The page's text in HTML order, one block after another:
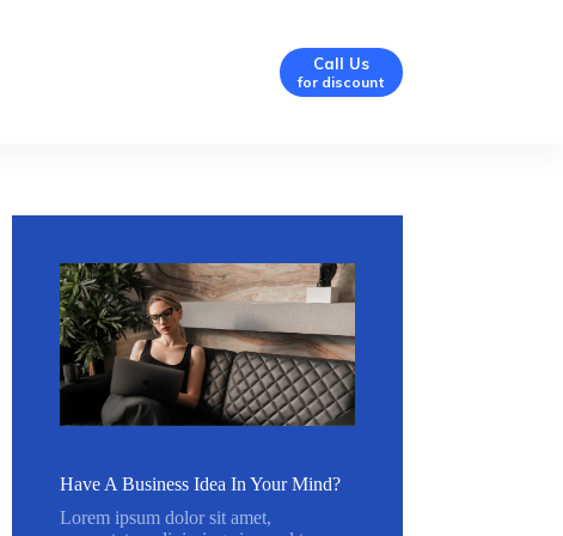
Call Us
for discount
Have A Business Idea In Your Mind?
Lorem ipsum dolor sit amet,